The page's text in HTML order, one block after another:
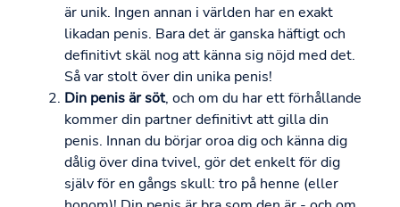
är unik. Ingen annan i världen har en exakt
likadan penis. Bara det är ganska häftigt och
definitivt skäl nog att känna sig nöjd med det.
Så var stolt över din unika penis!
Din penis är söt, och om du har ett förhållande
kommer din partner definitivt att gilla din
penis. Innan du börjar oroa dig och känna dig
dålig över dina tvivel, gör det enkelt för dig
själv för en gångs skull: tro på henne (eller